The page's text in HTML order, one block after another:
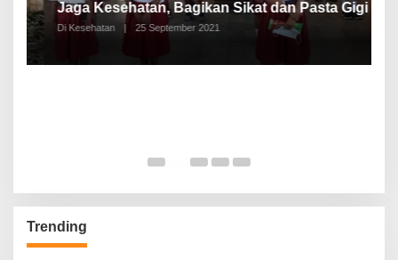
Jaga Kesehatan, Bagikan Sikat dan Pasta Gigi
Di Kesehatan | 25 September 2021
Trending